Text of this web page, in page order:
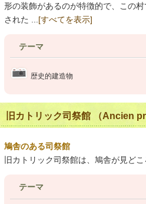
形の装飾があるのが特徴的で、この
された ... [すべてを表示]
テーマ
歴史的建造物
旧カトリック司祭館 （Ancien
鳩舎のある司祭館
旧カトリック司祭館は、鳩舎が見どこ
テーマ